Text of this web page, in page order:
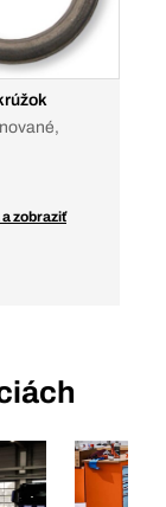
zobraziť